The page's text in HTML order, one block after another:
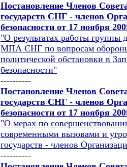
Постановление Членов
государств СНГ - членов
безопасности от 17 ноября
"О результатах работы группы
МПА СНГ по вопросам
политической обстановки в
безопасности"
----------
Постановление Членов
государств СНГ - членов
безопасности от 17 ноября
"О мерах по
современными вызовами и
государств - членов
----------